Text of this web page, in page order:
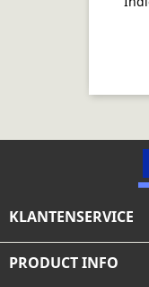
KLANTENSERVICE
PRODUCT INFO